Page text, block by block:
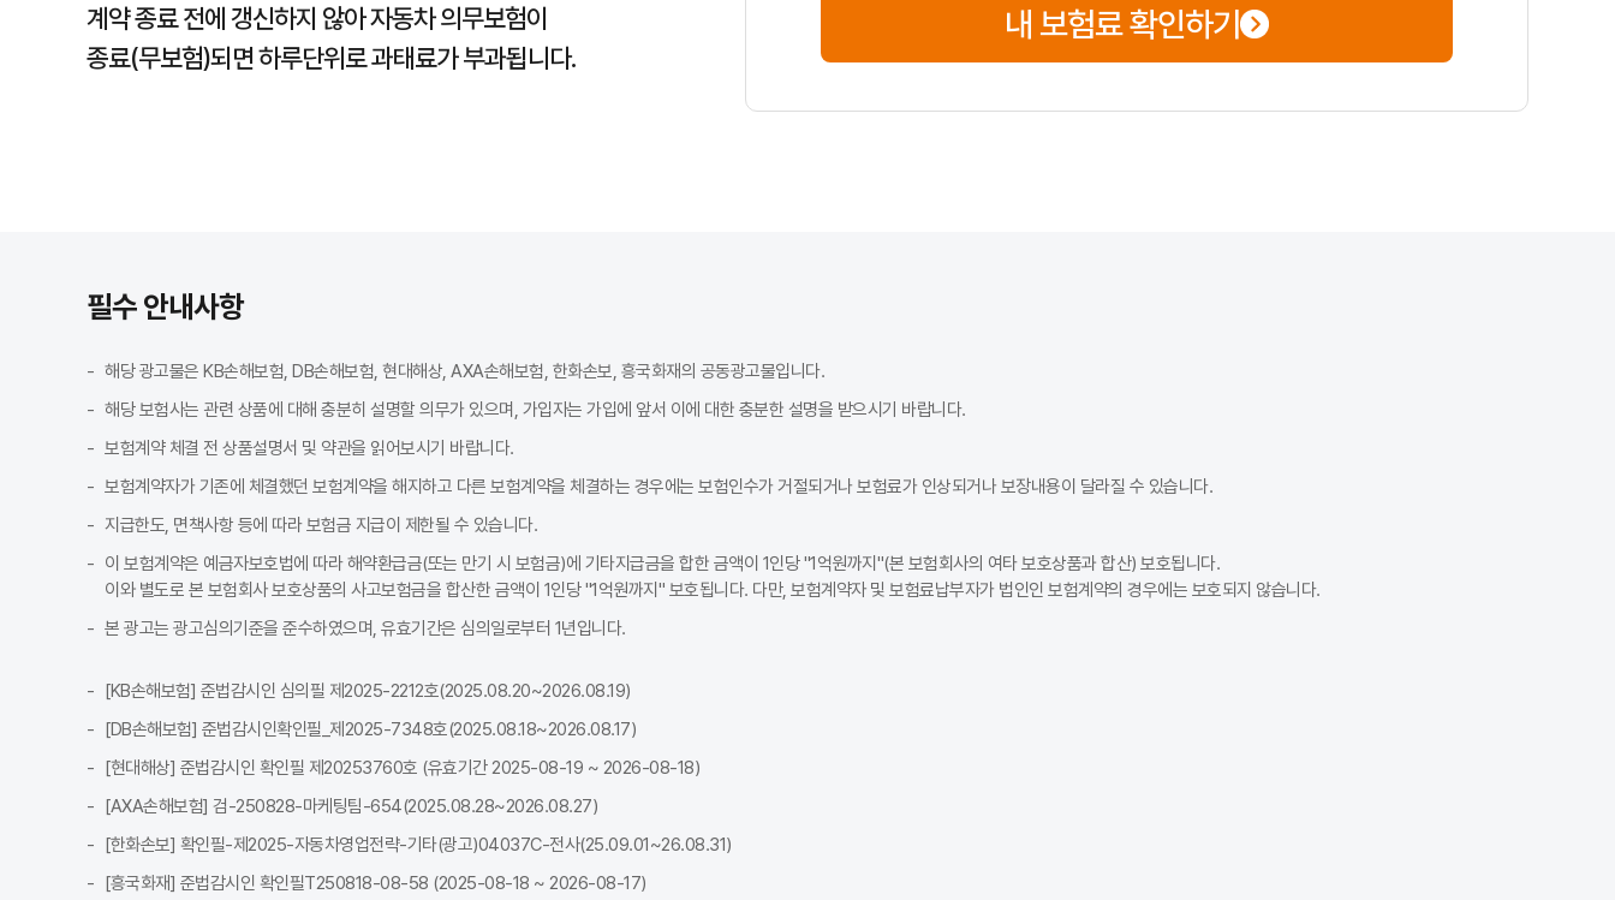
계약 종료 전에 갱신하지 않아 자동차 의무보험이
종료(무보험)되면 하루단위로 과태료가 부과됩니다.
내 보험료 확인하기
필수 안내사항
해당 광고물은 KB손해보험, DB손해보험, 현대해상, AXA손해보험, 한화손보, 흥국화재의 공동광고물입니다.
해당 보험사는 관련 상품에 대해 충분히 설명할 의무가 있으며, 가입자는 가입에 앞서 이에 대한 충분한 설명을 받으시기 바랍니다.
보험계약 체결 전 상품설명서 및 약관을 읽어보시기 바랍니다.
보험계약자가 기존에 체결했던 보험계약을 해지하고 다른 보험계약을 체결하는 경우에는 보험인수가 거절되거나 보험료가 인상되거나 보장내용이 달라질 수 있습니다.
지급한도, 면책사항 등에 따라 보험금 지급이 제한될 수 있습니다.
이 보험계약은 예금자보호법에 따라 해약환급금(또는 만기 시 보험금)에 기타지급금을 합한 금액이 1인당 "1억원까지"(본 보험회사의 여타 보호상품과 합산) 보호됩니다.
이와 별도로 본 보험회사 보호상품의 사고보험금을 합산한 금액이 1인당 "1억원까지" 보호됩니다. 다만, 보험계약자 및 보험료납부자가 법인인 보험계약의 경우에는 보호되지 않습니다.
본 광고는 광고심의기준을 준수하였으며, 유효기간은 심의일로부터 1년입니다.
[KB손해보험] 준법감시인 심의필 제2025-2212호(2025.08.20~2026.08.19)
[DB손해보험] 준법감시인확인필_제2025-7348호(2025.08.18~2026.08.17)
[현대해상] 준법감시인 확인필 제20253760호 (유효기간 2025-08-19 ~ 2026-08-18)
[AXA손해보험] 검-250828-마케팅팀-654(2025.08.28~2026.08.27)
[한화손보] 확인필-제2025-자동차영업전략-기타(광고)04037C-전사(25.09.01~26.08.31)
[흥국화재] 준법감시인 확인필T250818-08-58 (2025-08-18 ~ 2026-08-17)